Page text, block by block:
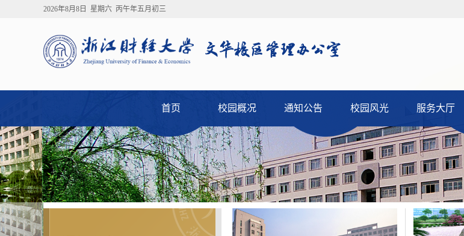
2026年8月8日 星期六 丙午年五月初三
首页 校园概况 通知公告 校园风光 服务大厅